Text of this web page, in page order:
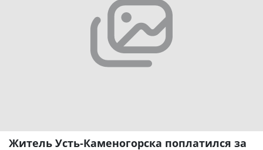
Житель Усть-Каменогорска поплатился за